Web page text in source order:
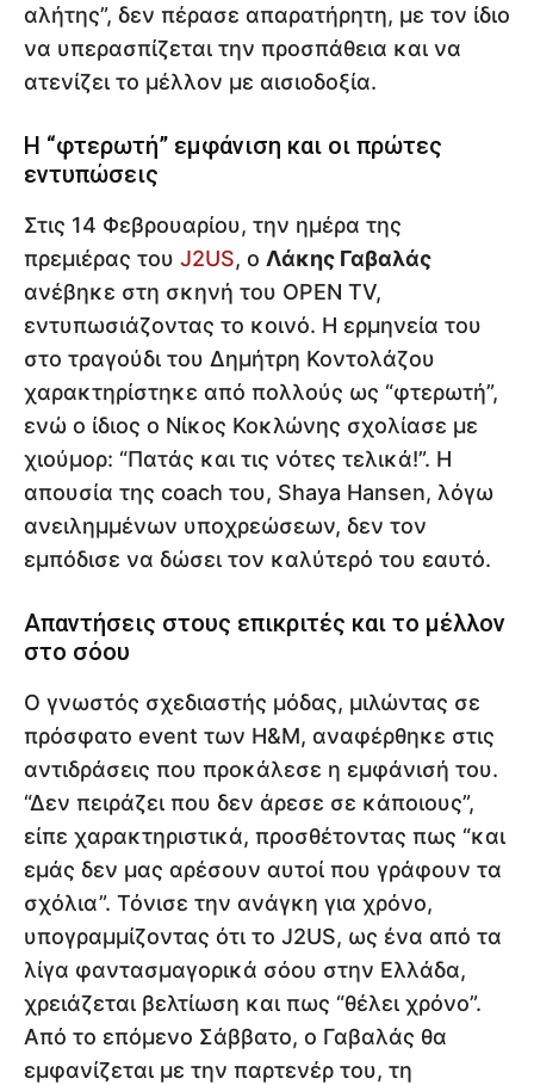
αλήτης”, δεν πέρασε απαρατήρητη, με τον ίδιο
να υπερασπίζεται την προσπάθεια και να
ατενίζει το μέλλον με αισιοδοξία.
Η “φτερωτή” εμφάνιση και οι πρώτες
εντυπώσεις
Στις 14 Φεβρουαρίου, την ημέρα της
πρεμιέρας του J2US, ο Λάκης Γαβαλάς
ανέβηκε στη σκηνή του OPEN TV,
εντυπωσιάζοντας το κοινό. Η ερμηνεία του
στο τραγούδι του Δημήτρη Κοντολάζου
χαρακτηρίστηκε από πολλούς ως “φτερωτή”,
ενώ ο ίδιος ο Νίκος Κοκλώνης σχολίασε με
χιούμορ: “Πατάς και τις νότες τελικά!”. Η
απουσία της coach του, Shaya Hansen, λόγω
ανειλημμένων υποχρεώσεων, δεν τον
εμπόδισε να δώσει τον καλύτερό του εαυτό.
Απαντήσεις στους επικριτές και το μέλλον
στο σόου
Ο γνωστός σχεδιαστής μόδας, μιλώντας σε
πρόσφατο event των H&M, αναφέρθηκε στις
αντιδράσεις που προκάλεσε η εμφάνισή του.
“Δεν πειράζει που δεν άρεσε σε κάποιους”,
είπε χαρακτηριστικά, προσθέτοντας πως “και
εμάς δεν μας αρέσουν αυτοί που γράφουν τα
σχόλια”. Τόνισε την ανάγκη για χρόνο,
υπογραμμίζοντας ότι το J2US, ως ένα από τα
λίγα φαντασμαγορικά σόου στην Ελλάδα,
χρειάζεται βελτίωση και πως “θέλει χρόνο”.
Από το επόμενο Σάββατο, ο Γαβαλάς θα
εμφανίζεται με την παρτενέρ του, τη